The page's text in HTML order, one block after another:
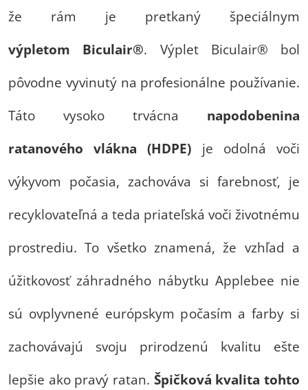
že rám je pretkaný špeciálnym
výpletom
Biculair®. Výplet Biculair® bol
pôvodne vyvinutý na profesionálne používanie.
Táto vysoko trvácna napodobenina
ratanového vlákna (HDPE) je odolná voči
výkyvom počasia, zachováva si farebnosť, je
recyklovateľná a teda priateľská voči životnému
prostrediu. To všetko znamená, že vzhľad a
úžitkovosť záhradného nábytku Applebee nie
sú ovplyvnené európskym počasím a farby si
zachovávajú svoju prirodzenú kvalitu ešte
lepšie ako pravý ratan. Špičková kvalita tohto